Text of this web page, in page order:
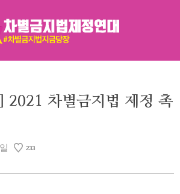
2021 차별금지법 제정 촉
233